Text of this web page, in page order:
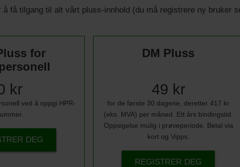
å få tilgang til alt vårt pluss-innhold (du må registrere ny bruker
for
kr
ved å oppgi HPR-
DEG
DM Pluss
49 kr
for de første 30 dagene, deretter 417 kr
(eks. MVA) per måned. Ett års bindingstid.
Oppsigelse mulig i prøveperiode. Betal via
kort og Vipps.
REGISTRER DEG